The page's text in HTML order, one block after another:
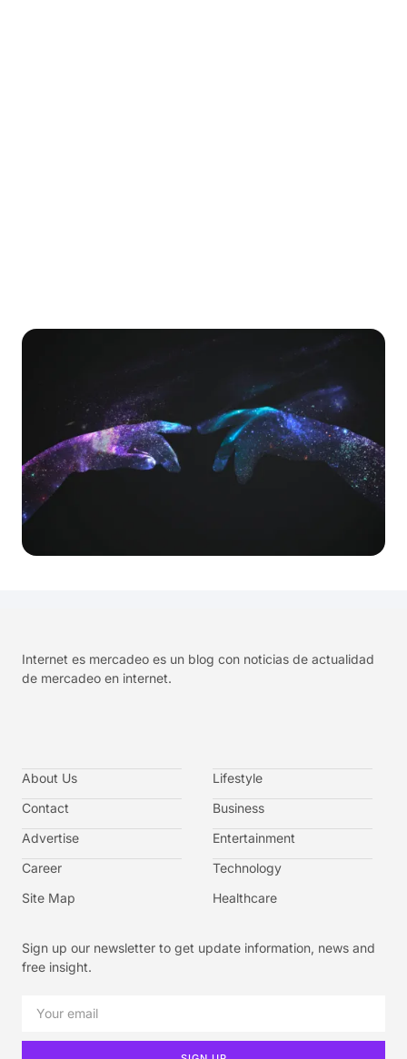
Internet es mercadeo es un blog con noticias de actualidad
de mercadeo en internet.
About Us
Contact
Advertise
Career
Site Map
Lifestyle
Business
Entertainment
Technology
Healthcare
Sign up our newsletter to get update information, news and
free insight.